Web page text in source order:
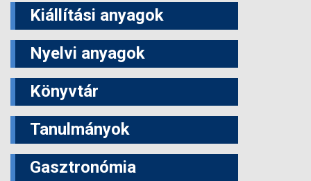
Kiállítási anyagok
Nyelvi anyagok
Könyvtár
Tanulmányok
Gasztronómia